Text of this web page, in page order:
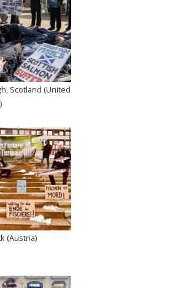
Scotland (United
(Austria)